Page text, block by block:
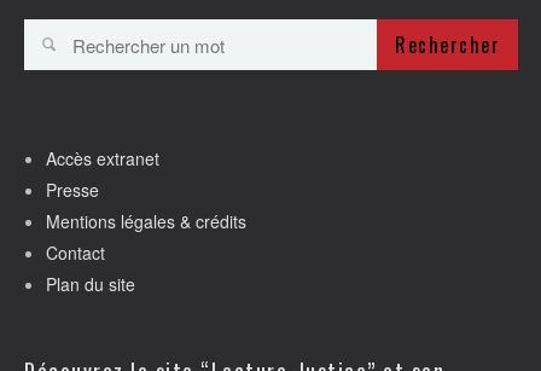
Rechercher
Accès extranet
Presse
Mentions légales & crédits
Contact
Plan du site